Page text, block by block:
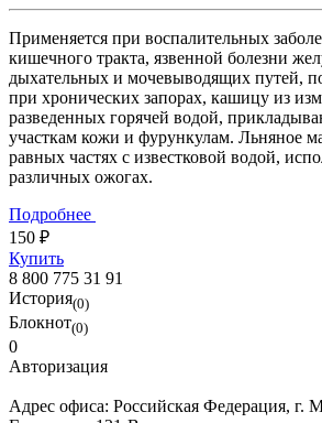
Применяется при воспалительных
кишечного тракта, язвенной болезни
дыхательных и мочевыводящих путей,
при хронических запорах, кашицу из
разведенных горячей водой,
участкам кожи и фурункулам. Льняное
равных частях с известковой водой,
различных ожогах.
Подробнее
150 ₽
Купить
8 800 775 31 91
История(0)
Блокнот(0)
0
Авторизация
Адрес офиса: Российская Федерация, г.